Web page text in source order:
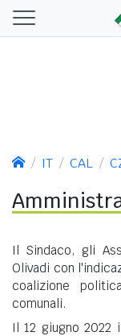
IT CAL
Il Sindaco, gli
Olivadi con
coalizione
comunali.
Il 12 giugno 2022